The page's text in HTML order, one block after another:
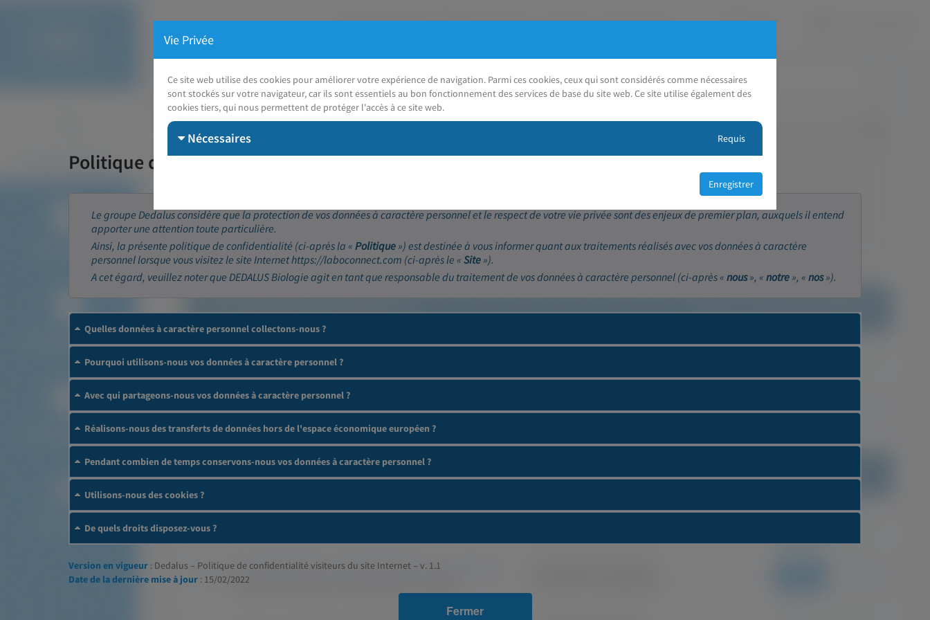
Politique de confidentialité (RGPD)
Le groupe Dedalus considère que la protection de vos données à caractère personnel et le respect de votre vie privée sont des enjeux de premier plan, auxquels il entend
apporter une attention toute particulière.
Ainsi, la présente politique de confidentialité (ci-après la « Politique») est destinée à vous informer quant aux traitements réalisés avec vos données à caractère
personnel lorsque vous visitez le site Internet https://laboconnect.com (ci-après le « Site»).
A cet égard, veuillez noter que DEDALUS Biologie agit en tant que responsable du traitement de vos données à caractère personnel (ci-après « nous», « notre», « nos»).
Quelles données à caractère personnel collectons-nous ?
Pourquoi utilisons-nous vos données à caractère personnel ?
Avec qui partageons-nous vos données à caractère personnel ?
Réalisons-nous des transferts de données hors de l'espace économique européen ?
Pendant combien de temps conservons-nous vos données à caractère personnel ?
Utilisons-nous des cookies ?
De quels droits disposez-vous ?
Version en vigueur : Dedalus – Politique de confidentialité visiteurs du site Internet – v. 1.1
Date de la dernière mise à jour : 15/02/2022
Fermer
Vie Privée
Ce site web utilise des cookies pour améliorer votre expérience de navigation. Parmi ces cookies, ceux qui sont considérés comme nécessaires
sont stockés sur votre navigateur, car ils sont essentiels au bon fonctionnement des services de base du site web. Ce site utilise également des
cookies tiers, qui nous permettent de protéger l'accès à ce site web.
Nécessaires Requis